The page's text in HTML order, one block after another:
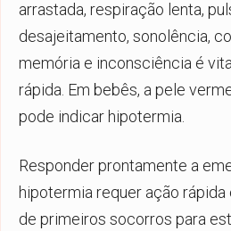
arrastada, respiração lenta,
desajeitamento, sonolência,
memória e inconsciência é
rápida. Em bebês, a pele
pode indicar hipotermia.
Responder prontamente a
hipotermia requer ação
de primeiros socorros para